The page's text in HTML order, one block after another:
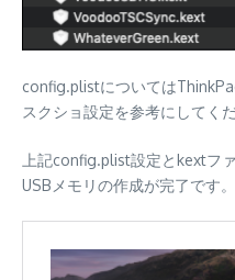
config.plistについては
スクショ設定を参考にしてくだ
上記config.plist設定とkextフ
USBメモリの作成が完了です。